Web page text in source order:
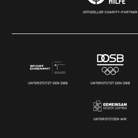
OFFIZIELLER CHARITY-PARTNER
UNTERSTÜTZT DEN DBB UNTERSTÜTZT DEN DBB
UNTERSTÜTZEN WIR